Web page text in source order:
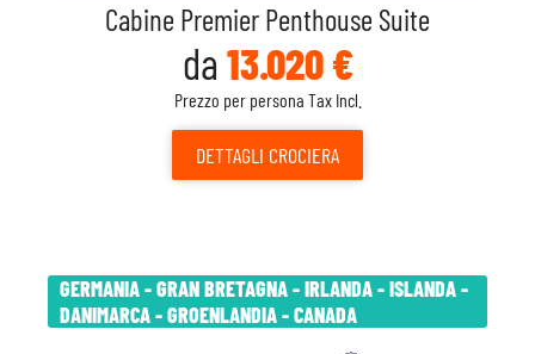
Cabine Premier Penthouse Suite
da 13.020 €
Prezzo per persona Tax Incl.
DETTAGLI CROCIERA
GERMANIA - GRAN BRETAGNA - IRLANDA - ISLANDA -
DANIMARCA - GROENLANDIA - CANADA